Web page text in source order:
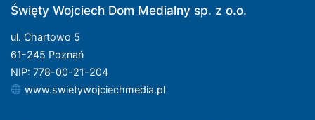
Święty Wojciech Dom Medialny sp. z o.o.
ul. Chartowo 5
61-245 Poznań
NIP: 778-00-21-204
www.swietywojciechmedia.pl